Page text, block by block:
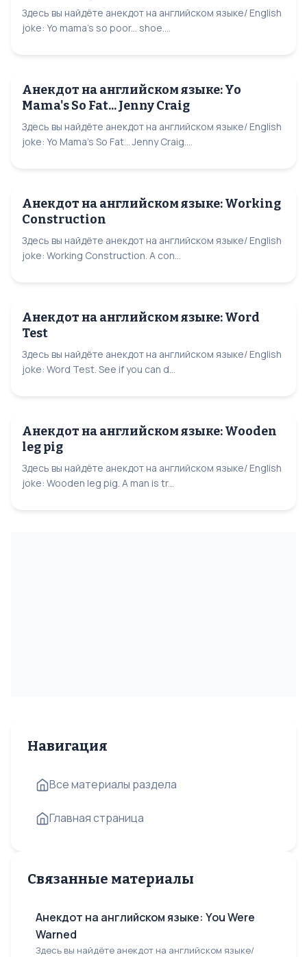
Здесь вы найдёте анекдот на английском языке/ English
joke: Yo mama's so poor... shoe....
Анекдот на английском языке: Yo
Mama's So Fat... Jenny Craig
Здесь вы найдёте анекдот на английском языке/ English
joke: Yo Mama's So Fat... Jenny Craig....
Анекдот на английском языке: Working
Construction
Здесь вы найдёте анекдот на английском языке/ English
joke: Working Construction. A con...
Анекдот на английском языке: Word
Test
Здесь вы найдёте анекдот на английском языке/ English
joke: Word Test. See if you can d...
Анекдот на английском языке: Wooden
leg pig
Здесь вы найдёте анекдот на английском языке/ English
joke: Wooden leg pig. A man is tr...
Навигация
Все материалы раздела
Главная страница
Связанные материалы
Анекдот на английском языке: You Were
Warned
Здесь вы найдёте анекдот на английском языке/